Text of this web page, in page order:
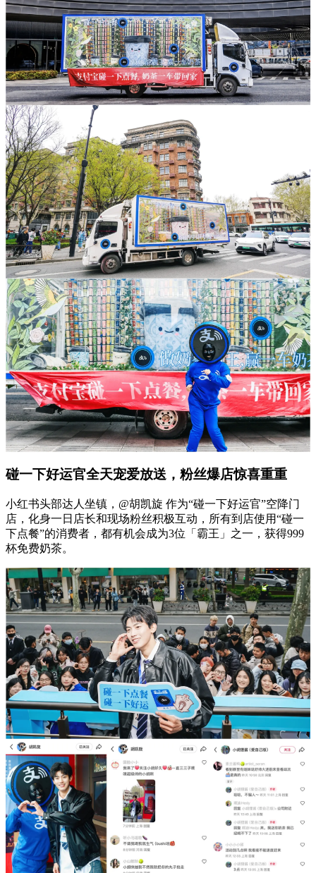
碰一下好运官全天宠爱放送，粉丝爆店惊喜重重
小红书头部达人坐镇，@胡凯旋 作为“碰一下好运官”空降门
店，化身一日店长和现场粉丝积极互动，所有到店使用“碰一
下点餐”的消费者，都有机会成为3位「霸王」之一，获得999
杯免费奶茶。